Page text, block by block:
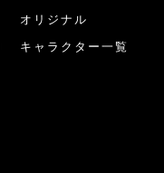
オリジナル
キャラクター一覧